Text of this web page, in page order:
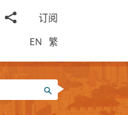
邮WhatsApp
微
信
面
书Twitter
LinkedIn
订阅
EN 繁
搜寻